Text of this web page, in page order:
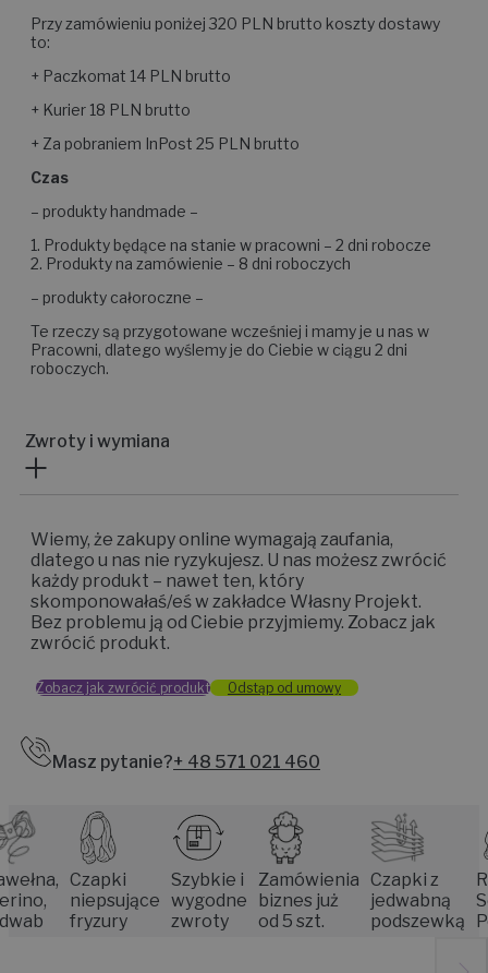
Przy zamówieniu poniżej 320 PLN brutto koszty dostawy
to:
+ Paczkomat 14 PLN brutto
+ Kurier 18 PLN brutto
+ Za pobraniem InPost 25 PLN brutto
Czas
– produkty handmade –
1. Produkty będące na stanie w pracowni – 2 dni robocze
2. Produkty na zamówienie – 8 dni roboczych
– produkty całoroczne –
Te rzeczy są przygotowane wcześniej i mamy je u nas w
Pracowni, dlatego wyślemy je do Ciebie w ciągu 2 dni
roboczych.
Zwroty i wymiana
Wiemy, że zakupy online wymagają zaufania,
dlatego u nas nie ryzykujesz. U nas możesz zwrócić
każdy produkt – nawet ten, który
skomponowałaś/eś w zakładce Własny Projekt.
Bez problemu ją od Ciebie przyjmiemy. Zobacz jak
zwrócić produkt.
Zobacz jak zwrócić produkt Odstąp od umowy
Masz pytanie?+ 48 571 021 460
Czapki
niepsujące
fryzury
Szybkie i
wygodne
zwroty
Zamówienia
biznes już
od 5 szt.
Czapki z
jedwabną
podszewką